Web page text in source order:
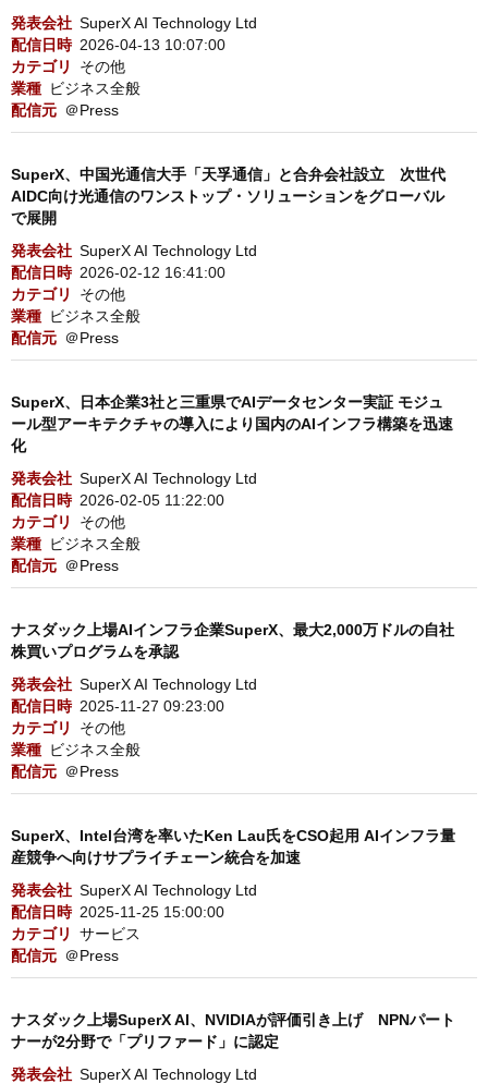
発表会社 SuperX AI Technology Ltd
配信日時 2026-04-13 10:07:00
カテゴリ
その他
業種 ビジネス全般
配信元 ＠Press
SuperX、中国光通信大手「天孚通信」と合弁会社設立 次世代
AIDC向け光通信のワンストップ・ソリューションをグローバル
で展開
発表会社 SuperX AI Technology Ltd
配信日時 2026-02-12 16:41:00
カテゴリ
その他
業種 ビジネス全般
配信元 ＠Press
SuperX、日本企業3社と三重県でAIデータセンター実証 モジュ
ール型アーキテクチャの導入により国内のAIインフラ構築を迅速
化
発表会社 SuperX AI Technology Ltd
配信日時 2026-02-05 11:22:00
カテゴリ
その他
業種 ビジネス全般
配信元 ＠Press
ナスダック上場AIインフラ企業SuperX、最大2,000万ドルの自社
株買いプログラムを承認
発表会社 SuperX AI Technology Ltd
配信日時 2025-11-27 09:23:00
カテゴリ
その他
業種 ビジネス全般
配信元 ＠Press
SuperX、Intel台湾を率いたKen Lau氏をCSO起用 AIインフラ量
産競争へ向けサプライチェーン統合を加速
発表会社 SuperX AI Technology Ltd
配信日時 2025-11-25 15:00:00
カテゴリ
サービス
配信元 ＠Press
ナスダック上場SuperX AI、NVIDIAが評価引き上げ NPNパート
ナーが2分野で「プリファード」に認定
発表会社 SuperX AI Technology Ltd